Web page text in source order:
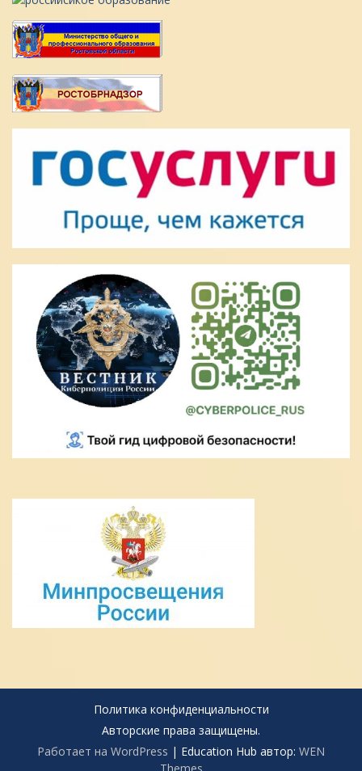
Политика конфиденциальности
Авторские права защищены.
Работает на WordPress | Education Hub автор: WEN